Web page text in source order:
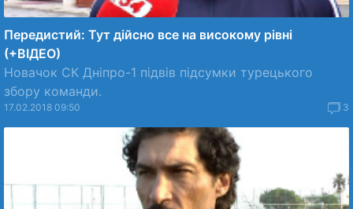
Передистий: Тут дійсно все на високому рівні
(+ВІДЕО)
Новачок СК Дніпро-1 підвів підсумки турецького
збору команди.
17.02.2018 09:50 3